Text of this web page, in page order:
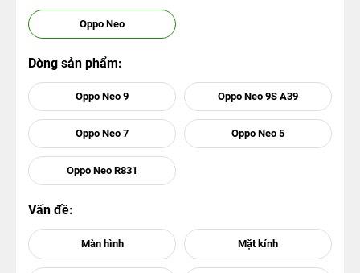
Oppo Neo
Dòng sản phẩm:
Oppo Neo 9 Oppo Neo 9S A39
Oppo Neo 7 Oppo Neo 5
Oppo Neo R831
Vấn đề: